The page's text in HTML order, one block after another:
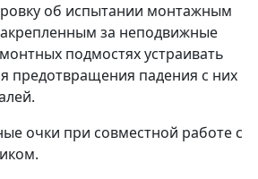
об испытании монтажным
за неподвижные
подмостях устраивать
предотвращения падения с них
очки при совместной работе с